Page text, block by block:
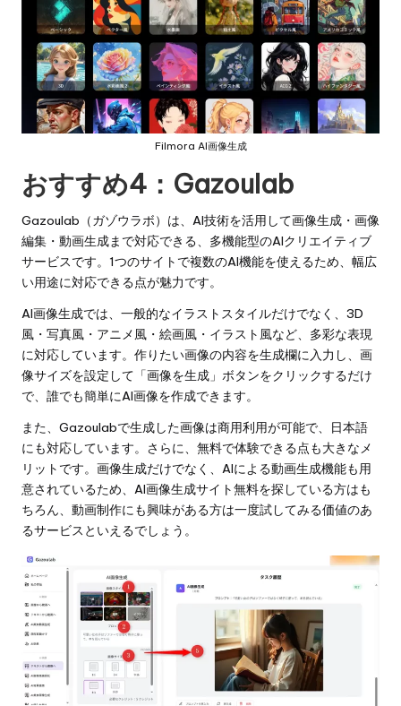
Filmora AI画像生成
おすすめ4： Gazoulab
Gazoulab（ガゾウラボ）は、AI技術を活用して画像生成・画像
編集・動画生成まで対応できる、多機能型のAIクリエイティブ
サービスです。1つのサイトで複数のAI機能を使えるため、幅広
い用途に対応できる点が魅力です。
AI画像生成では、一般的なイラストスタイルだけでなく、3D
風・写真風・アニメ風・絵画風・イラスト風など、多彩な表現
に対応しています。作りたい画像の内容を生成欄に入力し、画
像サイズを設定して「画像を生成」ボタンをクリックするだけ
で、誰でも簡単にAI画像を作成できます。
また、Gazoulabで生成した画像は商用利用が可能で、日本語
にも対応しています。さらに、無料で体験できる点も大きなメ
リットです。画像生成だけでなく、AIによる動画生成機能も用
意されているため、AI画像生成サイト無料を探している方はも
ちろん、動画制作にも興味がある方は一度試してみる価値のあ
るサービスといえるでしょう。